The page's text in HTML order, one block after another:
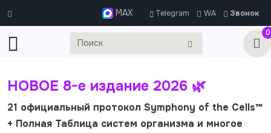
MAX Telegram WA
Звонок
0
НОВОЕ 8-е издание 2026 🌿
21 официальный протокол Symphony of the Cells™
+ Полная Таблица систем организма и многое